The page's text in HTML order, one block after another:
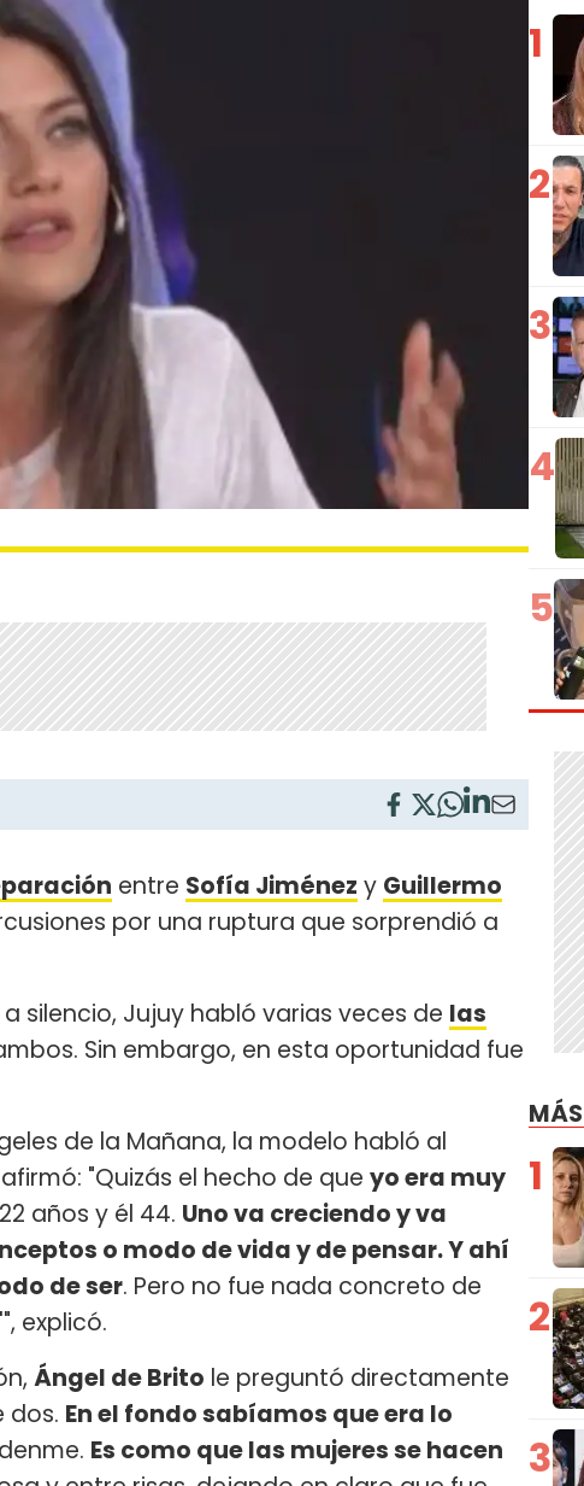
entre Sofía Jiménez y Guillermo
por una ruptura que sorprendió a
silencio, Jujuy habló varias veces de las
Sin embargo, en esta oportunidad fue
de la Mañana, la modelo habló al
"Quizás el hecho de que yo era muy
años y él 44. Uno va creciendo y va
o modo de vida y de pensar. Y ahí
de ser. Pero no fue nada concreto de
explicó.
Ángel de Brito le preguntó directamente
dos. En el fondo sabíamos que era lo
Es como que las mujeres se hacen
1
2
3
4
5
MÁS
1
2
3